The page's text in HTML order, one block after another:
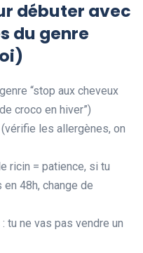
débuter avec
du genre
“stop aux cheveux
croco en hiver”)
(vérifie les allergènes, on
ricin = patience, si tu
48h, change de
tu ne vas pas vendre un